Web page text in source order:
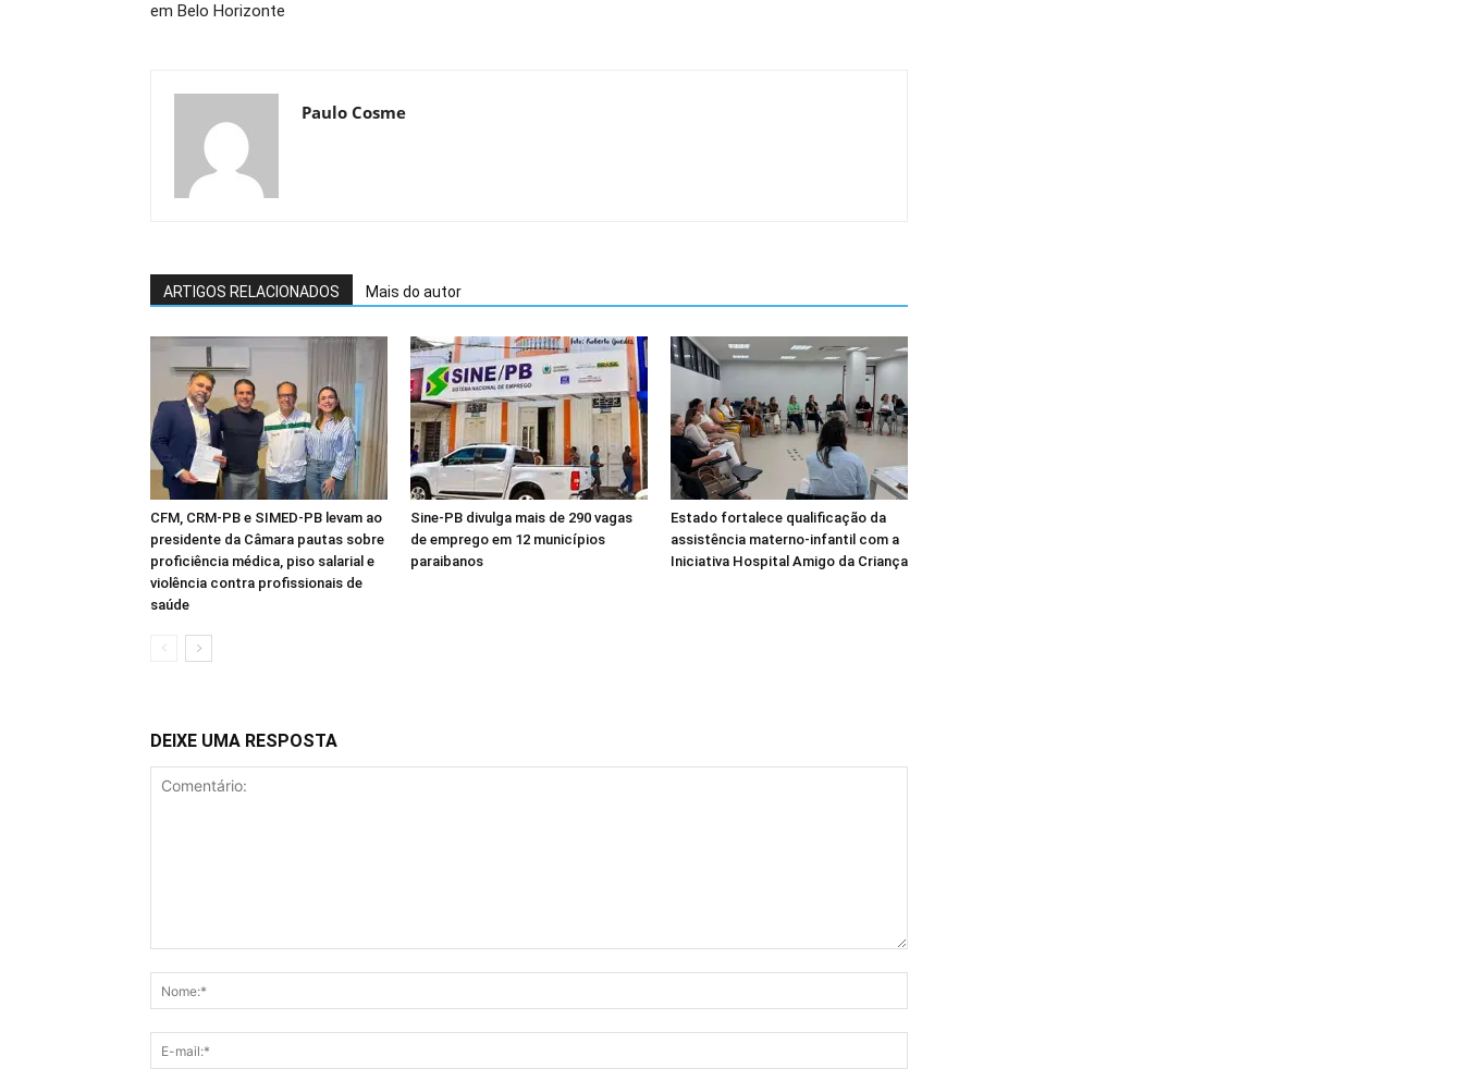
em Belo Horizonte
Paulo Cosme
ARTIGOS RELACIONADOS Mais do autor
CFM, CRM-PB e SIMED-PB levam ao
presidente da Câmara pautas sobre
proficiência médica, piso salarial e
violência contra profissionais de
saúde
Sine-PB divulga mais de 290 vagas
de emprego em 12 municípios
paraibanos
Estado fortalece qualificação da
assistência materno-infantil com a
Iniciativa Hospital Amigo da Criança
DEIXE UMA RESPOSTA